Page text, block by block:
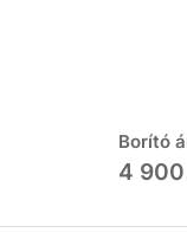
Borító
4